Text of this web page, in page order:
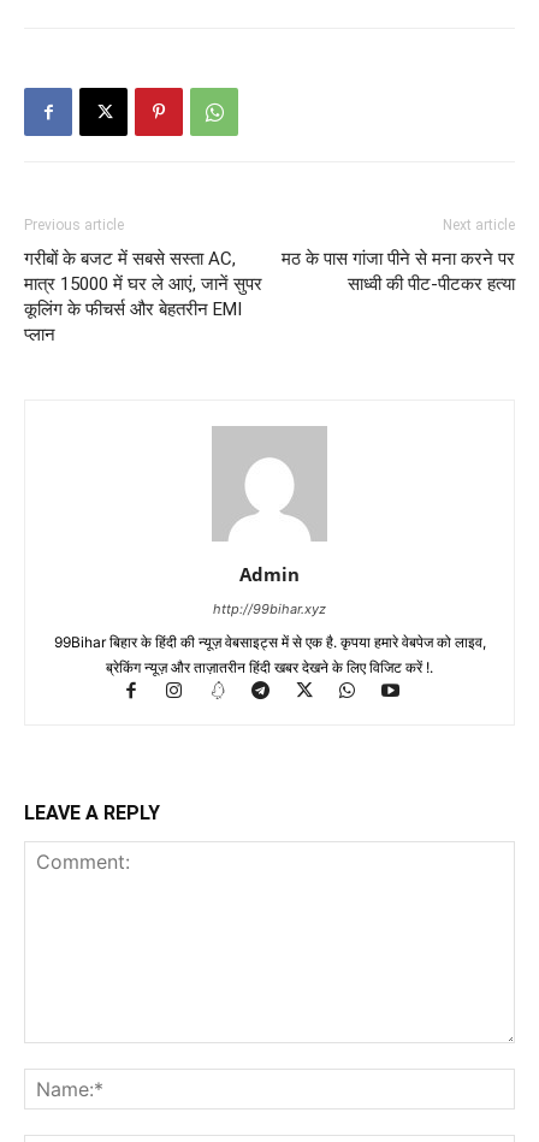
Previous article
गरीबों के बजट में सबसे सस्ता AC,
मात्र 15000 में घर ले आएं, जानें सुपर
कूलिंग के फीचर्स और बेहतरीन EMI
प्लान
Next article
मठ के पास गांजा पीने से मना करने पर
साध्वी की पीट-पीटकर हत्या
Admin
http://99bihar.xyz
99Bihar बिहार के हिंदी की न्यूज़ वेबसाइट्स में से एक है. कृपया हमारे वेबपेज को लाइव,
ब्रेकिंग न्यूज़ और ताज़ातरीन हिंदी खबर देखने के लिए विजिट करें !.
LEAVE A REPLY